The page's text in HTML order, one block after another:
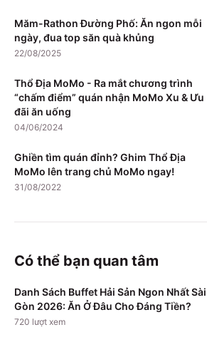
Măm-Rathon Đường Phố: Ăn ngon mỗi
ngày, đua top săn quà khủng
22/08/2025
Thổ Địa MoMo - Ra mắt chương trình
“chấm điểm” quán nhận MoMo Xu & Ưu
đãi ăn uống
04/06/2024
Ghiền tìm quán đỉnh? Ghim Thổ Địa
MoMo lên trang chủ MoMo ngay!
31/08/2022
Có thể bạn quan tâm
Danh Sách Buffet Hải Sản Ngon Nhất Sài
Gòn 2026: Ăn Ở Đâu Cho Đáng Tiền?
720 lượt xem